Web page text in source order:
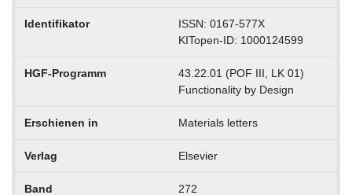
Identifikator
ISSN: 0167-577X
KITopen-ID: 1000124599
HGF-Programm
43.22.01 (POF III, LK 01)
Functionality by Design
Erschienen in Materials letters
Verlag Elsevier
Band 272